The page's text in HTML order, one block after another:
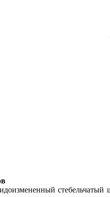
стебельчатый